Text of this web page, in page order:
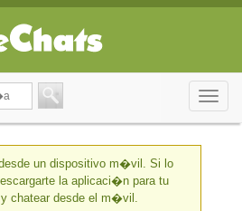
Toggle
un dispositivo m�vil. Si lo
la aplicaci�n para tu
chatear desde el m�vil.